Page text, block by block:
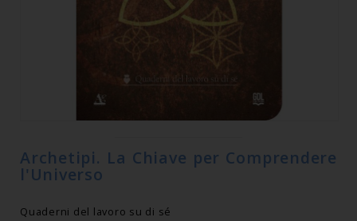
Archetipi. La Chiave per Comprendere
l'Universo
Quaderni del lavoro su di sé